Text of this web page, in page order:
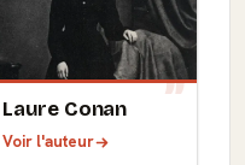
Laure Conan
Voir l'auteur